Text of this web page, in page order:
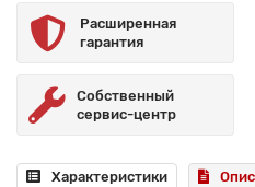
Расширенная
гарантия
Собственный
сервис-центр
Характеристики